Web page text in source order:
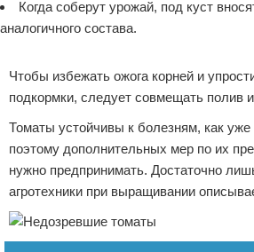
Когда соберут урожай, под куст
аналогичного состава.
Чтобы избежать ожога корней и
подкормки, следует совмещать полив
Томаты устойчивы к болезням, как
поэтому дополнительных мер по их
нужно предпринимать. Достаточно
агротехники при выращивании